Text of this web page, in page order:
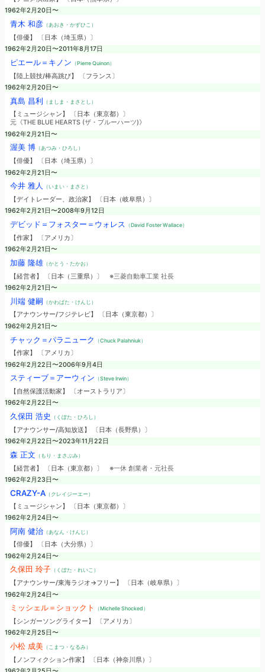
1962年2月20日〜
青木 和彦（あおき・かずひこ）
【俳優】 〔日本（埼玉県）〕
1962年2月20日〜2011年8月17日
ピエール＝キノン （Pierre Quinon）
【陸上競技/棒高跳び】 〔フランス〕
1962年2月20日〜
真島 昌利 （ましま・まさとし）
【ミュージシャン】 〔日本（東京都）〕
元《THE BLUE HEARTS (ザ・ブルーハーツ)》
1962年2月21日〜
渥美 博（あつみ・ひろし）
【俳優】 〔日本（埼玉県）〕
1962年2月21日〜
今井 雅人 （いまい・まさと）
【デイトレーダー、政治家】 〔日本（岐阜県）〕
1962年2月21日〜2008年9月12日
デビッド＝フォスター＝ウォレス （David Foster Wallace）
【作家】 〔アメリカ〕
1962年2月21日〜
加藤 隆雄（かとう・たかお）
【経営者】 〔日本（三重県）〕 ※三菱自動車工業 社長
1962年2月21日〜
川端 健嗣 （かわばた・けんじ）
【アナウンサー/フジテレビ】 〔日本（東京都）〕
1962年2月21日〜
チャック＝パラニューク （Chuck Palahniuk）
【作家】 〔アメリカ〕
1962年2月22日〜2006年9月4日
スティーブ＝アーウィン （Steve Irwin）
【自然保護活動家】 〔オーストラリア〕
1962年2月22日〜
久保田 浩史 （くぼた・ひろし）
【アナウンサー/高知放送】 〔日本（長野県）〕
1962年2月22日〜2023年11月22日
森 正文 （もり・まさぶみ）
【経営者】 〔日本（東京都）〕 ※一休 創業者・元社長
1962年2月23日〜
CRAZY-A（クレイジーエー）
【ミュージシャン】 〔日本（東京都）〕
1962年2月24日〜
阿南 健治（あなん・けんじ）
【俳優】 〔日本（大分県）〕
1962年2月24日〜
久保田 玲子（くぼた・れいこ）
【アナウンサー/東海ラジオ→フリー】 〔日本（岐阜県）〕
1962年2月24日〜
ミッシェル＝ショックト （Michelle Shocked）
【シンガーソングライター】 〔アメリカ〕
1962年2月25日〜
小松 成美（こまつ・なるみ）
【ノンフィクション作家】 〔日本（神奈川県）〕